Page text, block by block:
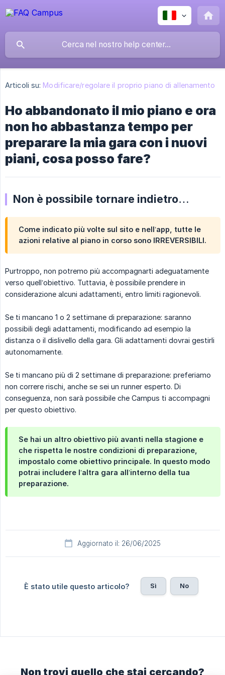
Articoli su: Modificare/regolare il proprio piano di allenamento
Ho abbandonato il mio piano e ora
non ho abbastanza tempo per
preparare la mia gara con i nuovi
piani, cosa posso fare?
Non è possibile tornare indietro…
Come indicato più volte sul sito e nell’app, tutte le
azioni relative al piano in corso sono IRREVERSIBILI.
Purtroppo, non potremo più accompagnarti adeguatamente
verso quell’obiettivo. Tuttavia, è possibile prendere in
considerazione alcuni adattamenti, entro limiti ragionevoli.
Se ti mancano 1 o 2 settimane di preparazione: saranno
possibili degli adattamenti, modificando ad esempio la
distanza o il dislivello della gara. Gli adattamenti dovrai gestirli
autonomamente.
Se ti mancano più di 2 settimane di preparazione: preferiamo
non correre rischi, anche se sei un runner esperto. Di
conseguenza, non sarà possibile che Campus ti accompagni
per questo obiettivo.
Se hai un altro obiettivo più avanti nella stagione e
che rispetta le nostre condizioni di preparazione,
impostalo come obiettivo principale. In questo modo
potrai includere l’altra gara all’interno della tua
preparazione.
Aggiornato il: 26/06/2025
È stato utile questo articolo? Sì No
Non trovi quello che stai cercando?